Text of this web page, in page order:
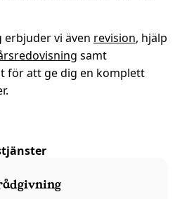
vi även revision, hjälp
samt
för att ge dig en komplett